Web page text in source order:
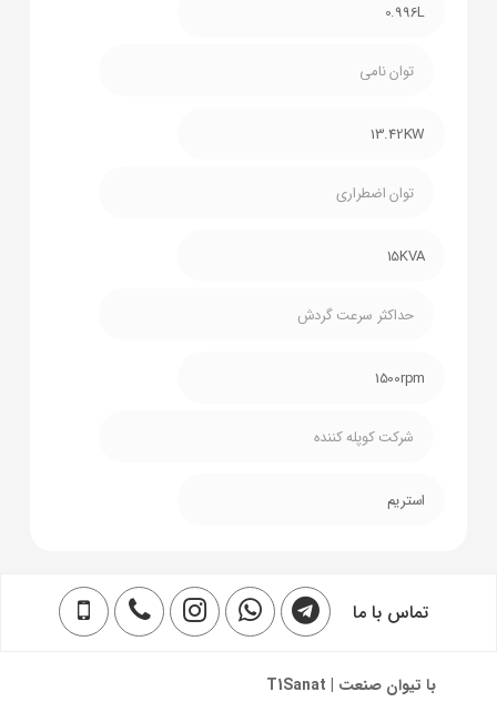
0.996L
توان نامی
13.42KW
توان اضطراری
15KVA
حداکثر سرعت گردش
1500rpm
شرکت کوپله کننده
استریم
تماس با ما
با تیوان صنعت | T1Sanat